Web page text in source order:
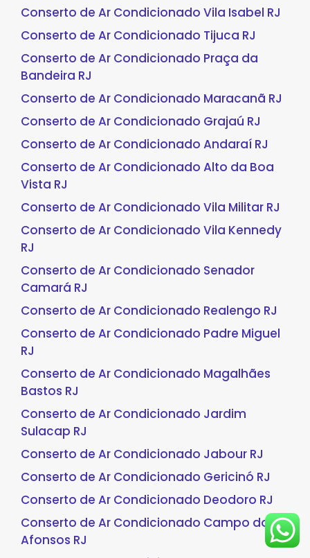
Conserto de Ar Condicionado Vila Isabel RJ
Conserto de Ar Condicionado Tijuca RJ
Conserto de Ar Condicionado Praça da
Bandeira RJ
Conserto de Ar Condicionado Maracanã RJ
Conserto de Ar Condicionado Grajaú RJ
Conserto de Ar Condicionado Andaraí RJ
Conserto de Ar Condicionado Alto da Boa
Vista RJ
Conserto de Ar Condicionado Vila Militar RJ
Conserto de Ar Condicionado Vila Kennedy
RJ
Conserto de Ar Condicionado Senador
Camará RJ
Conserto de Ar Condicionado Realengo RJ
Conserto de Ar Condicionado Padre Miguel
RJ
Conserto de Ar Condicionado Magalhães
Bastos RJ
Conserto de Ar Condicionado Jardim
Sulacap RJ
Conserto de Ar Condicionado Jabour RJ
Conserto de Ar Condicionado Gericinó RJ
Conserto de Ar Condicionado Deodoro RJ
Conserto de Ar Condicionado Campo dos
Afonsos RJ